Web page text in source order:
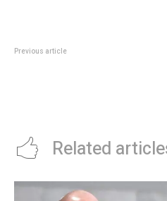
Previous article
Related